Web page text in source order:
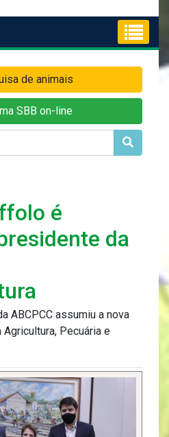
de animais
SBB on-line
é
da
ABCPCC assumiu a nova
Pecuária e